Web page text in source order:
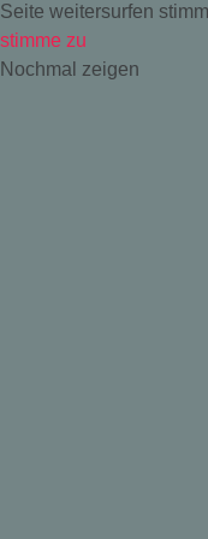
Seite weitersurfen
stimme zu
Nochmal zeigen